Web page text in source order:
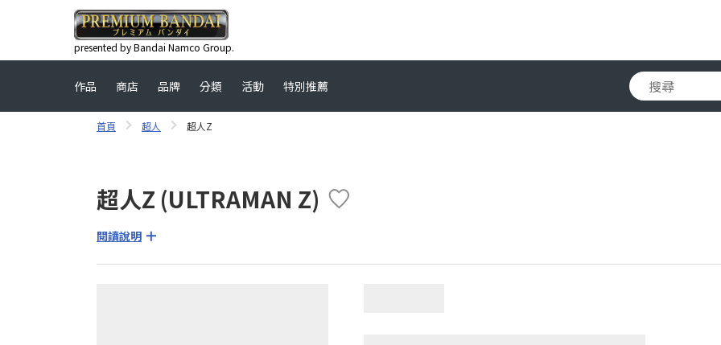
presented by Bandai Namco Group.
作品 商店 品牌 分類 活動 特別推薦
首頁 超人 超人Z
超人Z (ULTRAMAN Z)
閱讀說明